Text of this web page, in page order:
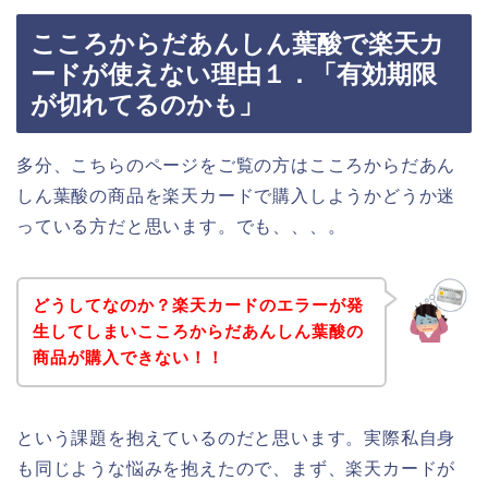
こころからだあんしん葉酸で楽天カ
ードが使えない理由１．「有効期限
が切れてるのかも」
多分、こちらのページをご覧の方はこころからだあん
しん葉酸の商品を楽天カードで購入しようかどうか迷
っている方だと思います。でも、、、。
どうしてなのか？楽天カードのエラーが発
生してしまいこころからだあんしん葉酸の
商品が購入できない！！
という課題を抱えているのだと思います。実際私自身
も同じような悩みを抱えたので、まず、楽天カードが